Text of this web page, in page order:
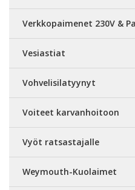
Verkkopaimenet 230V &
Vesiastiat
Vohvelisilatyynyt
Voiteet karvanhoitoon
Vyöt ratsastajalle
Weymouth-Kuolaimet